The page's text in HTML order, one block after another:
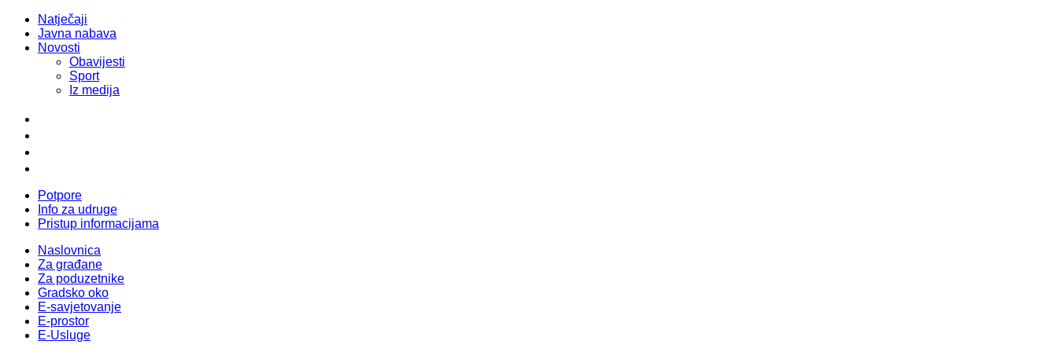
Natječaji
Javna nabava
Novosti
Obavijesti
Sport
Iz medija
Potpore
Info za udruge
Pristup informacijama
Naslovnica
Za građane
Za poduzetnike
Gradsko oko
E-savjetovanje
E-prostor
E-Usluge